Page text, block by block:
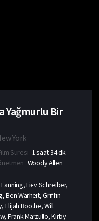
Yağmurlu Bir
York
Süresi 1 saat 34 dk
Woody Allen
Liev Schreiber,
Ben Warheit, Griffin
Elijah Boothe, Will
Frank Marzullo, Kirby